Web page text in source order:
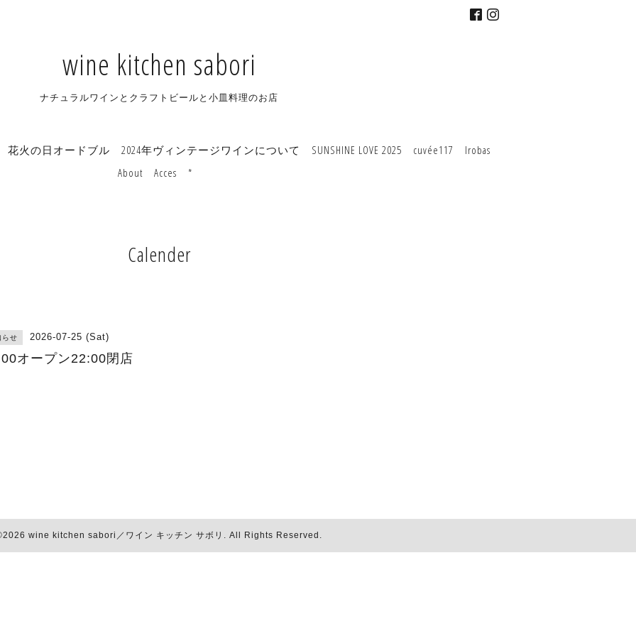
wine kitchen sabori
ナチュラルワインとクラフトビールと小皿料理のお店
花火の日オードブル 2024年ヴィンテージワインについて SUNSHINE LOVE 2025 cuvée117
Irobas
About
Acces *
Calender
らせ 2026-07-25 (Sat)
オープン22:00閉店
wine kitchen sabori／ワイン キッチン サボリ . All Rights Reserved.